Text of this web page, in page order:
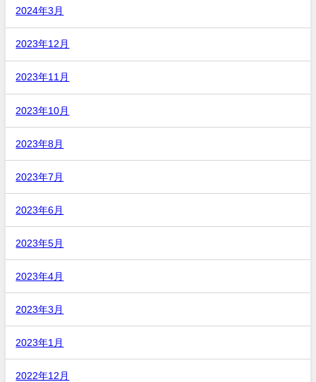
2024年3月
2023年12月
2023年11月
2023年10月
2023年8月
2023年7月
2023年6月
2023年5月
2023年4月
2023年3月
2023年1月
2022年12月